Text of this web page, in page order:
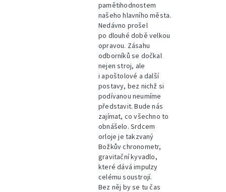
pamětihodnostem
našeho hlavního města.
Nedávno prošel
po dlouhé době velkou
opravou. Zásahu
odborníků se dočkal
nejen stroj, ale
i apoštolové a další
postavy, bez nichž si
podívanou neumíme
představit. Bude nás
zajímat, co všechno to
obnášelo. Srdcem
orloje je takzvaný
Božkův chronometr,
gravitační kyvadlo,
které dává impulzy
celému soustrojí.
Bez něj by se tu čas